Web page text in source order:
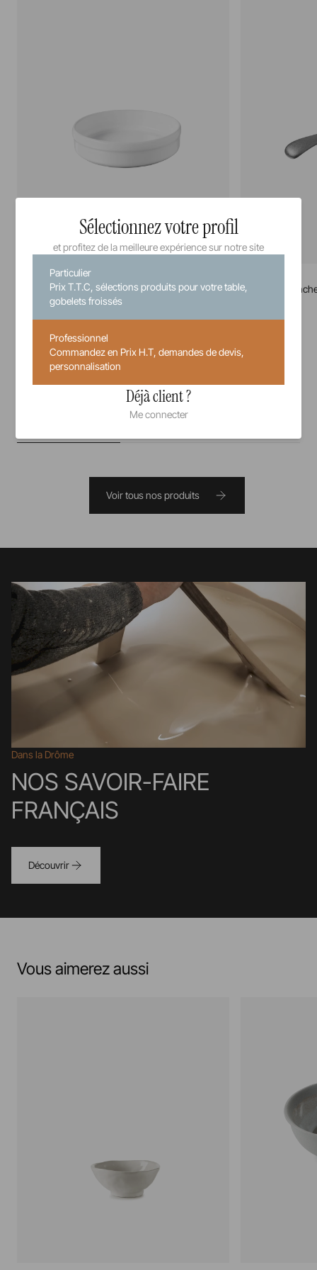
French Classics
Assiette catalane
12 cm 14 cm
10,00 €
Cocotte à
21 cl
Voir tous nos produits
Dans la Drôme
NOS SAVOIR-FAIRE
FRANÇAIS
Découvrir
Vous aimerez aussi
Sélectionnez votre profil
et profitez de la meilleure expérience sur notre site
Particulier
Prix T.T.C, sélections produits pour votre table,
gobelets froissés
Professionnel
Commandez en Prix H.T, demandes de devis,
personnalisation
Déjà client ?
Me connecter